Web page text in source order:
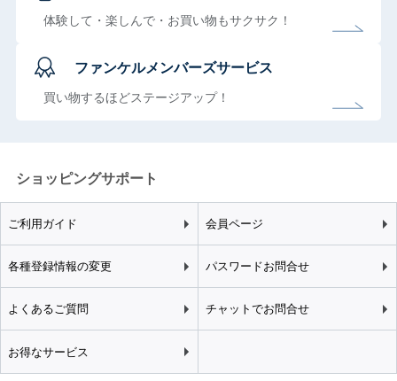
体験して・楽しんで・お買い物もサクサク！
ファンケルメンバーズサービス
買い物するほどステージアップ！
ショッピングサポート
ご利用ガイド 会員ページ
各種登録情報の変更 パスワードお問合せ
よくあるご質問 チャットでお問合せ
お得なサービス